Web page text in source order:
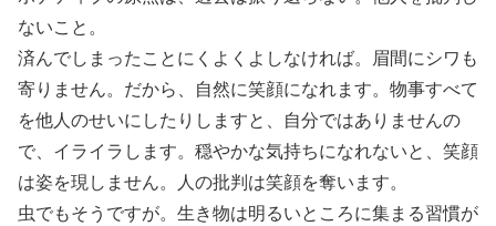
ないこと。
済んでしまったことにくよくよしなければ。眉間にシワも
寄りません。だから、自然に笑顔になれます。物事すべて
を他人のせいにしたりしますと、自分ではありませんの
で、イライラします。穏やかな気持ちになれないと、笑顔
は姿を現しません。人の批判は笑顔を奪います。
虫でもそうですが。生き物は明るいところに集まる習慣が